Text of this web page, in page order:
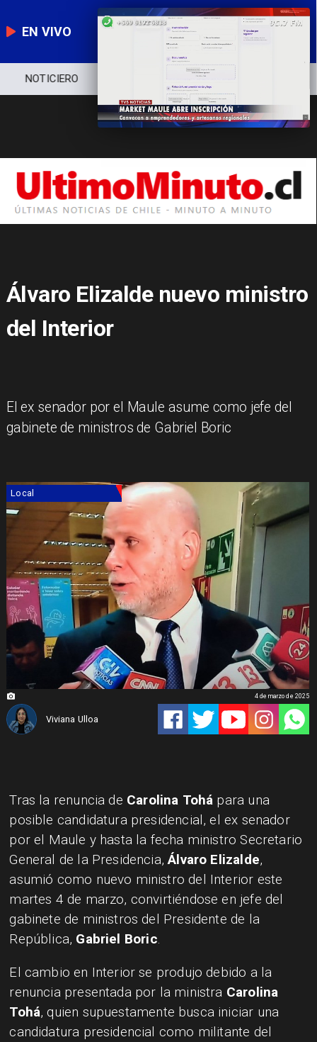
EN VIVO
NOTICIERO POLÍTICA
Álvaro Elizalde nuevo ministro
del Interior
El ex senador por el Maule asume como jefe del
gabinete de ministros de Gabriel Boric
Local
Viviana Ulloa
4 de marzo de 2025
Tras la renuncia de Carolina Tohá para una
posible candidatura presidencial, el ex senador
por el Maule y hasta la fecha ministro Secretario
General de la Presidencia,Álvaro Elizalde,
asumió como nuevo ministro del Interior este
martes 4 de marzo, convirtiéndose en jefe del
gabinete de ministros del Presidente de la
República, Gabriel Boric.
El cambio en Interior se produjo debido a la
renuncia presentada por la ministra Carolina
Tohá, quien supuestamente busca iniciar una
candidatura presidencial como militante del